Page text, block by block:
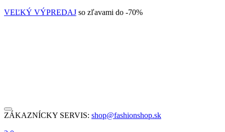
VEĽKÝ VÝPREDAJ so zľavami do -70%
ZÁKAZNÍCKY SERVIS: shop@fashionshop.sk